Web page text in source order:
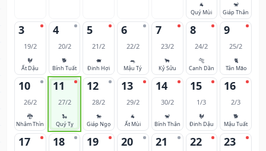
🐐
Quý Mùi
🐒
Giáp Thân
3
19/2
🐓
Ất Dậu
4
20/2
🐕
Bính Tuất
5
21/2
🐖
Đinh Hợi
6
22/2
🐀
Mậu Tý
7
23/2
🐂
Kỷ Sửu
8
24/2
🐅
Canh Dần
9
25/2
🐈
Tân Mão
10
26/2
🐉
Nhâm Thìn
11
27/2
🐍
Quý Tỵ
12
28/2
🐎
Giáp Ngọ
13
29/2
🐐
Ất Mùi
14
30/2
🐒
Bính Thân
15
1/3
🐓
Đinh Dậu
16
2/3
🐕
Mậu Tuất
17 18 19 20 21 22 23